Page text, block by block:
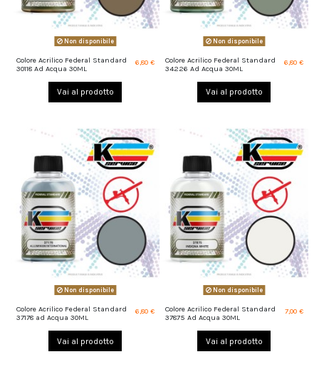
Non disponibile
Colore Acrilico Federal Standard
30118 Ad Acqua 30ML
6,80 €
Vai al prodotto
Non disponibile
Colore Acrilico Federal Standard
34226 Ad Acqua 30ML
6,80 €
Vai al prodotto
Non disponibile
Colore Acrilico Federal Standard
37178 ad Acqua 30ML
6,80 €
Vai al prodotto
Non disponibile
Colore Acrilico Federal Standard
37875 Ad Acqua 30ML
7,00 €
Vai al prodotto